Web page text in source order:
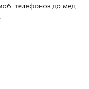
телефонов до мед.